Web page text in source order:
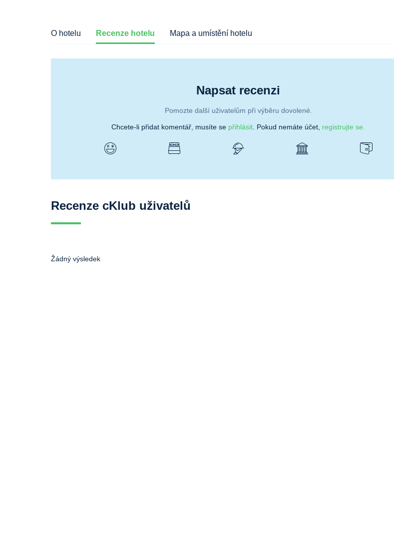
O hotelu Recenze hotelu Mapa a umístění hotelu
Napsat recenzi
Pomozte další uživatelům při výběru dovolené.
Chcete-li přidat komentář, musíte se přihlásit . Pokud nemáte účet, registrujte se.
Recenze cKlub uživatelů
Žádný výsledek